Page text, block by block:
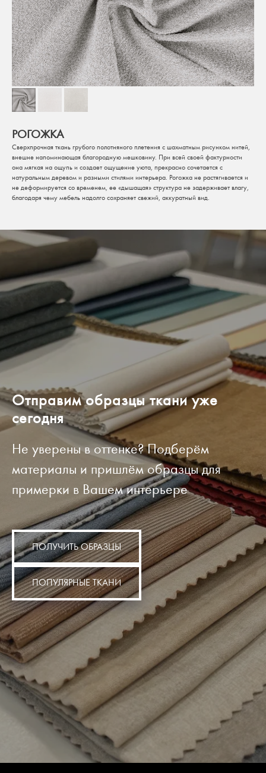
и формы
Цена действительна только для интернет-
магазина и может отличаться от цен в
розничных магазинах
Подобрать ткань
РОГОЖКА
Сверхпрочная ткань грубого полотняного плетения с шахматным рисунком нитей,
внешне напоминающая благородную мешковину. При всей своей фактурности
она мягкая на ощупь и создает ощущение уюта, прекрасно сочетается с
натуральным деревом и разными стилями интерьера. Рогожка не растягивается и
не деформируется со временем, ее «дышащая» структура не задерживает влагу,
благодаря чему мебель надолго сохраняет свежий, аккуратный вид.
Отправим образцы ткани уже
сегодня
Не уверены в оттенке? Подберём
материалы и пришлём образцы для
примерки в Вашем интерьере
ПОЛУЧИТЬ ОБРАЗЦЫ
ПОПУЛЯРНЫЕ ТКАНИ